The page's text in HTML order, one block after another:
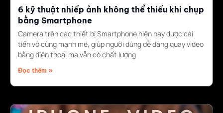
6 kỹ thuật nhiếp ảnh không thể thiếu khi chụp
bằng Smartphone
Camera trên các thiết bị Smartphone hiện nay được cải
tiến vô cùng mạnh mẽ, giúp người dùng dễ dàng quay video
bằng điện thoại mà vẫn có chất lượng
Đọc thêm »